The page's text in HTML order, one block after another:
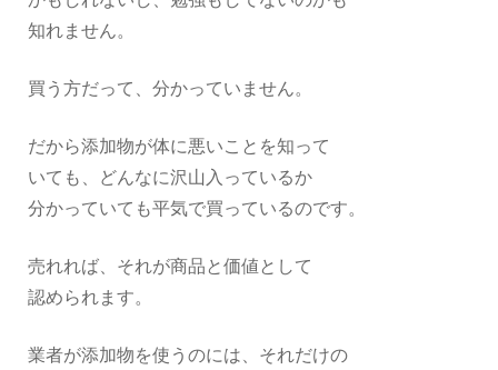
知れません。
買う方だって、分かっていません。
だから添加物が体に悪いことを知って
いても、どんなに沢山入っているか
分かっていても平気で買っているのです。
売れれば、それが商品と価値として
認められます。
業者が添加物を使うのには、それだけの